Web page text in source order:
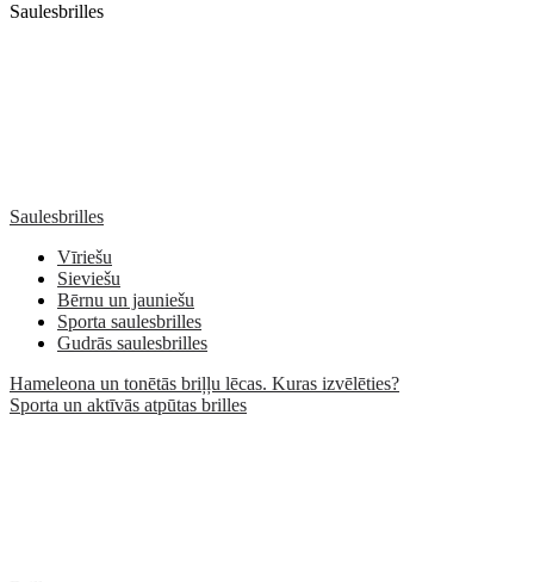
Saulesbrilles
Saulesbrilles
Vīriešu
Sieviešu
Bērnu un jauniešu
Sporta saulesbrilles
Gudrās saulesbrilles
Hameleona un tonētās briļļu lēcas. Kuras izvēlēties?
Sporta un aktīvās atpūtas brilles